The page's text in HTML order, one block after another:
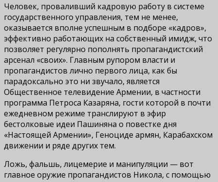
Человек, проваливший кадровую работу в системе
государственного управления, тем не менее,
оказывается вполне успешным в подборе «кадров»,
эффективно работающих на собственный имидж, что
позволяет регулярно пополнять пропагандистский
арсенал «своих». Главным рупором власти и
пропагандистов лично первого лица, как бы
парадоксально это ни звучало, является
Общественное телевидение Армении, в частности
программа Петроса Казаряна, гости которой в почти
ежедневном режиме транслируют в эфир
бестолковые идеи Пашиняна о повестке дня
«Настоящей Армении», Геноциде армян, Карабахском
движении и ряде других тем.
Ложь, фальшь, лицемерие и манипуляции — вот
главное оружие пропагандистов Никола, с помощью